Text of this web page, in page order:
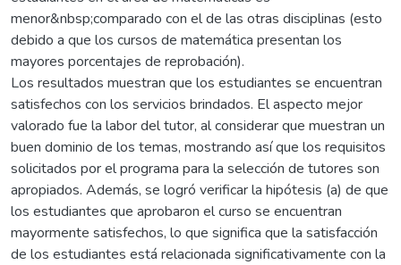
menor&nbsp;comparado con el de las otras disciplinas (esto
debido a que los cursos de matemática presentan los
mayores porcentajes de reprobación).
Los resultados muestran que los estudiantes se encuentran
satisfechos con los servicios brindados. El aspecto mejor
valorado fue la labor del tutor, al considerar que muestran un
buen dominio de los temas, mostrando así que los requisitos
solicitados por el programa para la selección de tutores son
apropiados. Además, se logró verificar la hipótesis (a) de que
los estudiantes que aprobaron el curso se encuentran
mayormente satisfechos, lo que significa que la satisfacción
de los estudiantes está relacionada significativamente con la